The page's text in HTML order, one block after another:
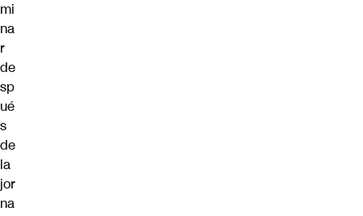
mi
na
r
de
sp
ué
s
de
la
jor
na